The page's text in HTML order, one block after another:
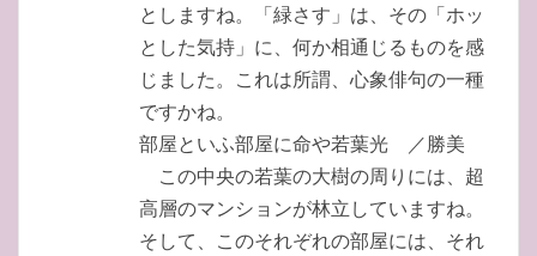
としますね。「緑さす」は、その「ホッ
とした気持」に、何か相通じるものを感
じました。これは所謂、心象俳句の一種
ですかね。
部屋といふ部屋に命や若葉光 ／勝美
この中央の若葉の大樹の周りには、超
高層のマンションが林立していますね。
そして、このそれぞれの部屋には、それ